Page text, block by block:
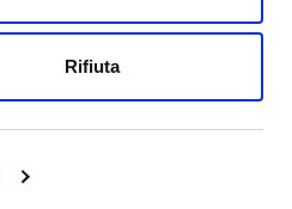
Rifiuta